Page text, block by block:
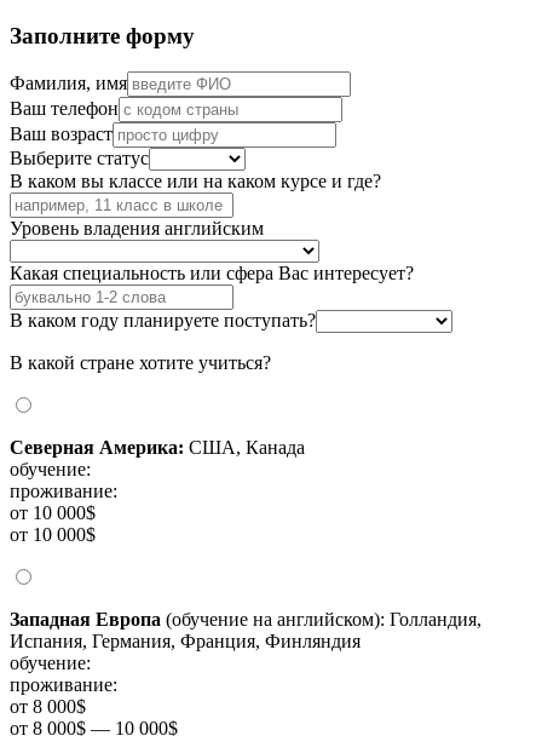
Заполните форму
Фамилия, имя
Ваш телефон
Ваш возраст
Выберите статус
В каком вы классе или на каком курсе и где?
Уровень владения английским
Какая специальность или сфера Вас интересует?
В каком году планируете поступать?
В какой стране хотите учиться?
Северная Америка: США, Канада
обучение:
проживание:
от 10 000$
от 10 000$
Западная Европа (обучение на английском): Голландия,
Испания, Германия, Франция, Финляндия
обучение:
проживание:
от 8 000$
от 8 000$ — 10 000$